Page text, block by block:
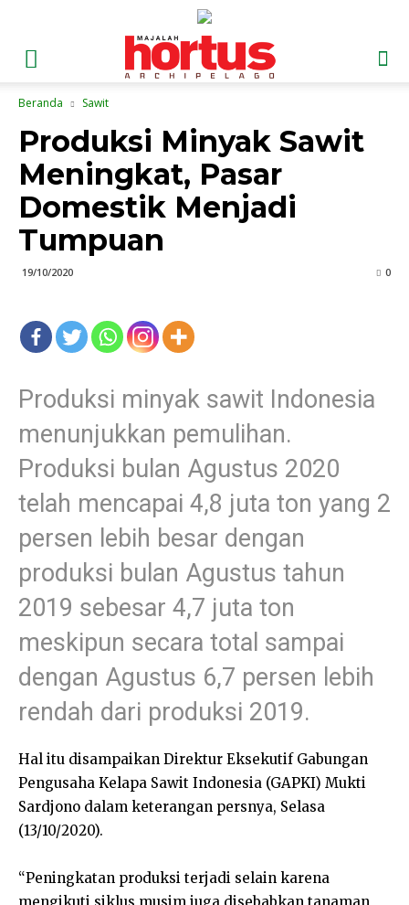
Beranda Sawit
Produksi Minyak Sawit
Meningkat, Pasar
Domestik Menjadi
Tumpuan
19/10/2020 0
Produksi minyak sawit Indonesia
menunjukkan pemulihan.
Produksi bulan Agustus 2020
telah mencapai 4,8 juta ton yang 2
persen lebih besar dengan
produksi bulan Agustus tahun
2019 sebesar 4,7 juta ton
meskipun secara total sampai
dengan Agustus 6,7 persen lebih
rendah dari produksi 2019.
Hal itu disampaikan Direktur Eksekutif Gabungan
Pengusaha Kelapa Sawit Indonesia (GAPKI) Mukti
Sardjono dalam keterangan persnya, Selasa
(13/10/2020).
“Peningkatan produksi terjadi selain karena